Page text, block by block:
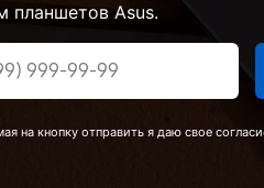
планшетов Asus.
на кнопку отправить я даю свое